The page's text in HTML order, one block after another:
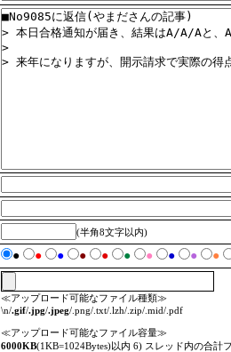
(半角8文字以内)
● ● ● ● ● ● ● ● ● ●
≪アップロード可能なファイル種類≫
\n/.gif/.jpg/.jpeg/.png/.txt/.lzh/.zip/.mid/.pdf
≪アップロード可能なファイル容量≫
6000KB(1KB=1024Bytes)以内 6) スレッド内の合計